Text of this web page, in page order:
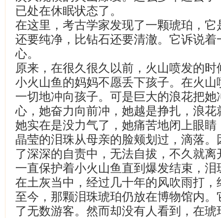
已处在休眠状态了。
在这里，考古学家发现了一颗琥珀，
还要纯净，比钻石还要清澈。它诉说
心。
原来，在很久很久以前，火山喷发的
小火山鱼的妈妈不愿丢下孩子。在火
一切地冲向孩子。可是巨大的浪花把
心，她奋力向前冲，她越是挣扎，浪
她实在是没力气了，她痛苦地闭上眼
晶莹的泪珠从母亲的脸颊划过，滴落
了深深的自责中，无法自拔，不久就
一直保护着小火山鱼直到爆发结束，
在土灰当中，经过几十年的风吹雨打
至今，那颗泪珠琥珀仍放在博物馆内
了无数游客。然而却没有人看到，在